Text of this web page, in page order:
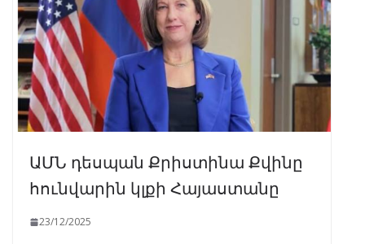
ԱՄՆ դեսպան Քրիստինա Քվինը
հունվարին կլքի Հայաստանը
23/12/2025